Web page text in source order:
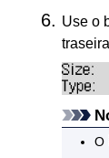
Use o
traseira
O